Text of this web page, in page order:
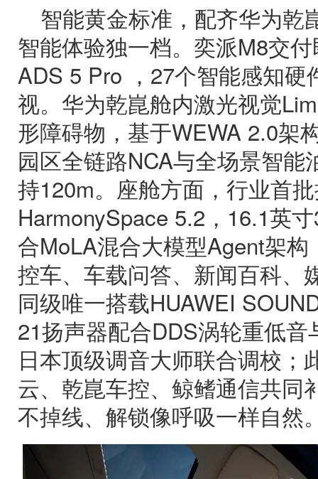
智能黄金标准，配齐华为乾
智能体验独一档。奕派M8交
ADS 5 Pro ，27个智能感知硬
视。华为乾崑舱内激光视觉
形障碍物，基于WEWA 2.0架
园区全链路NCA与全场景智能
持120m。座舱方面，行业首
HarmonySpace 5.2，16.1英
合MoLA混合大模型Agent架
控车、车载问答、新闻百科、
同级唯一搭载HUAWEI
21扬声器配合DDS涡轮重低
日本顶级调音大师联合调校；
云、乾崑车控、鲸鳍通信共同
不掉线、解锁像呼吸一样自然